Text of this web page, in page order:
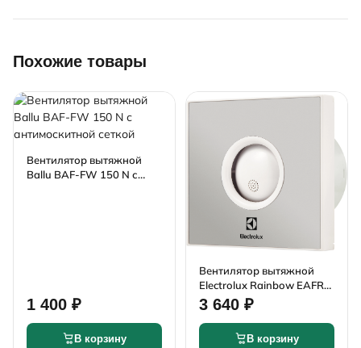
Похожие товары
Вентилятор вытяжной
Ballu BAF-FW 150 N с
1 400 ₽
В корзину
Вентилятор вытяжной
Electrolux Rainbow EAFR-
100 silver
3 640 ₽
В корзину